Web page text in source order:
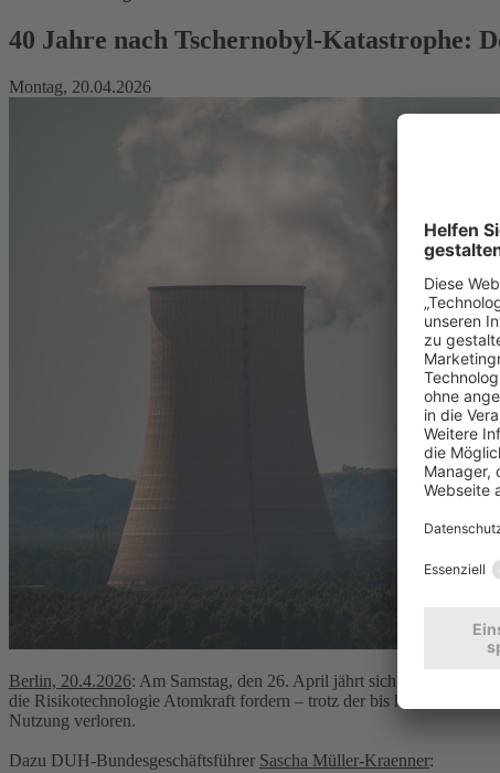
40 Jahre nach Tschernobyl-Katastrophe:
Montag, 20.04.2026
Berlin, 20.4.2026: Am Samstag, den 26. April jährt sich die
die Risikotechnologie Atomkraft fordern – trotz der bis heute
Nutzung verloren.
Dazu DUH-Bundesgeschäftsführer Sascha Müller-Kraenner: